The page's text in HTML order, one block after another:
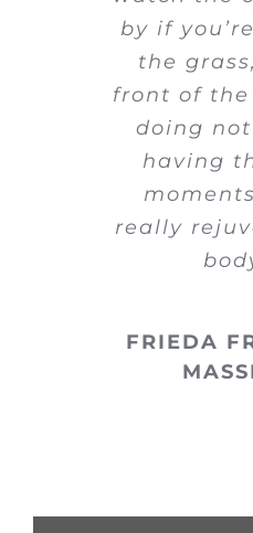
by if
the
front of
doing
having
really
FRIEDA